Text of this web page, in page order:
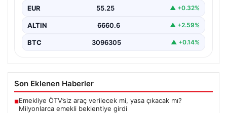
EUR 55.25 ▲ +0.32%
ALTIN 6660.6 ▲ +2.59%
BTC 3096305 ▲ +0.14%
Son Eklenen Haberler
■Emekliye ÖTV’siz araç verilecek mi, yasa çıkacak mı?
Milyonlarca emekli beklentiye girdi